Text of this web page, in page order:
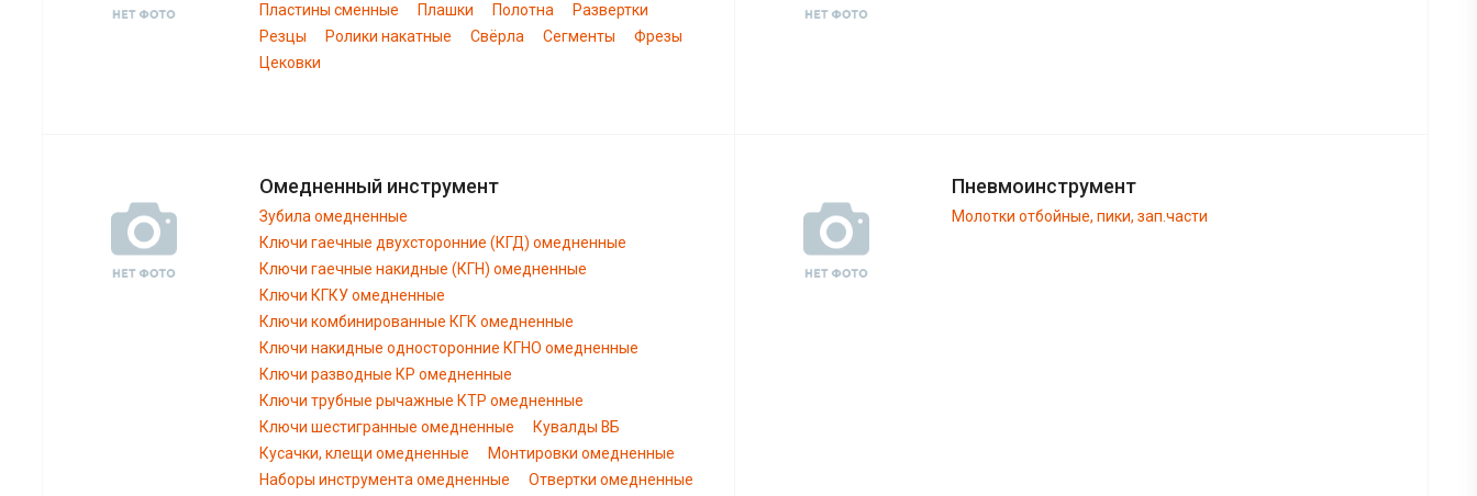
Пластины сменные
Плашки Полотна
Развертки
Резцы
Ролики накатные Свёрла Сегменты
Фрезы
Цековки
Омедненный инструмент
Зубила омедненные
Ключи гаечные двухсторонние (КГД) омедненные
Ключи гаечные накидные (КГН) омедненные
Ключи КГКУ омедненные
Ключи комбинированные КГК омедненные
Ключи накидные односторонние КГНО омедненные
Ключи разводные КР омедненные
Ключи трубные рычажные КТР омедненные
Ключи шестигранные омедненные
Кувалды ВБ
Кусачки, клещи омедненные
Монтировки омедненные
Наборы инструмента омедненные
Отвертки омедненные
Пневмоинструмент
Молотки отбойные, пики, зап.части